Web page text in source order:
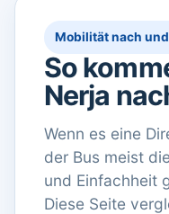
Mobilität nach
So
Nerja
Wenn es eine
der Bus meist
und Einfachheit
Diese Seite